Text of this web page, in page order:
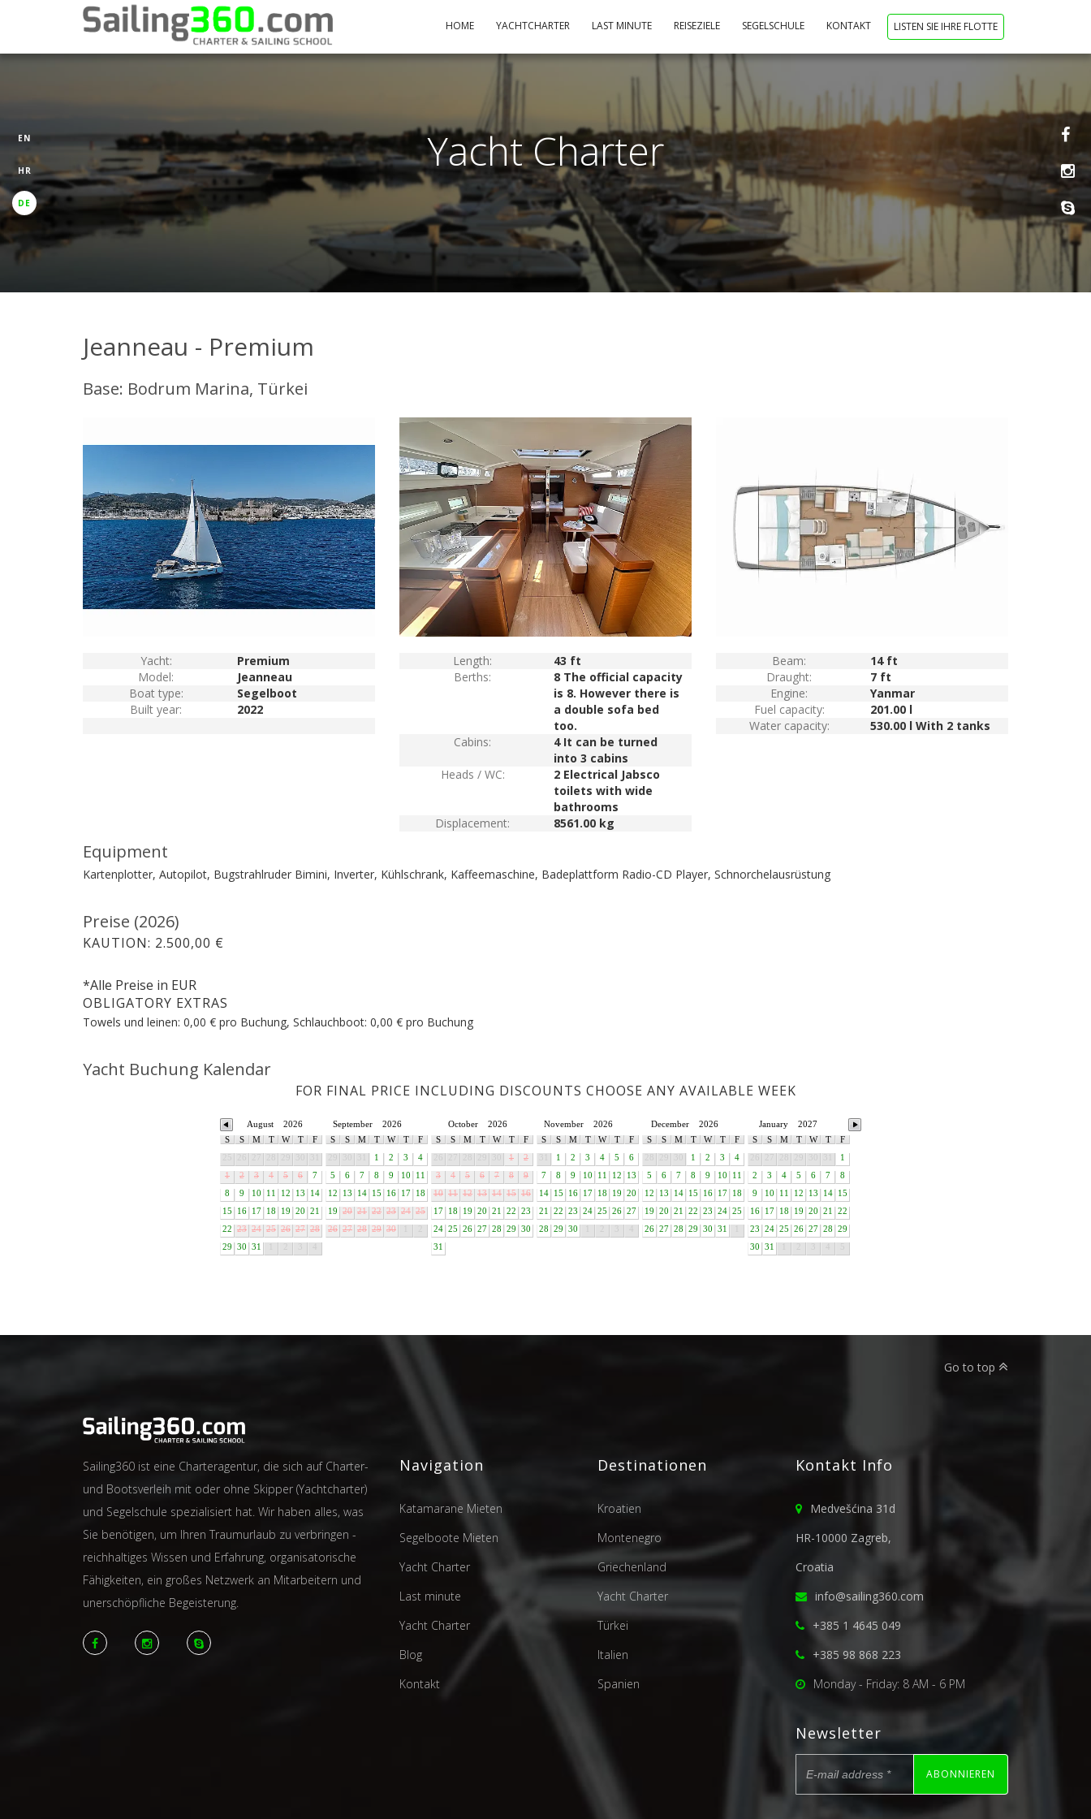
HOME YACHTCHARTER LAST MINUTE REISEZIELE SEGELSCHULE KONTAKT LISTEN SIE IHRE FLOTTE
Yacht Charter
EN
HR
DE
Jeanneau - Premium
Base: Bodrum Marina, Türkei
Yacht:
Premium
Model:
Jeanneau
Boat type:
Segelboot
Built year:
2022
Length:
43 ft
Berths:
8 The official capacity
is 8. However there is
a double sofa bed
too.
Cabins:
4 It can be turned
into 3 cabins
Heads / WC:
2 Electrical Jabsco
toilets with wide
bathrooms
Displacement:
8561.00 kg
Beam:
14 ft
Draught:
7 ft
Engine:
Yanmar
Fuel capacity:
201.00 l
Water capacity:
530.00 l With 2 tanks
Equipment
Kartenplotter, Autopilot, Bugstrahlruder Bimini, Inverter, Kühlschrank, Kaffeemaschine, Badeplattform Radio-CD Player, Schnorchelausrüstung
Preise (2026)
KAUTION: 2.500,00 €
*Alle Preise in EUR
OBLIGATORY EXTRAS
Towels und leinen: 0,00 € pro Buchung, Schlauchboot: 0,00 € pro Buchung
Yacht Buchung Kalendar
FOR FINAL PRICE INCLUDING DISCOUNTS CHOOSE ANY AVAILABLE WEEK
2026
August
S
S M T W T
F
1
2 3 4 5 6
7
8
9 10 11 12 13
14
15
16 17 18 19 20
21
22
23 24 25 26 27 28
29
30 31
2026
September
S
S M T W T
F
1 2 3
4
5
6 7 8 9 10
11
12
13 14 15 16 17
18
19
20 21 22 23 24 25
26 27 28 29 30
2026
October
S
S M T W T
F
1
2
3
4 5 6 7 8
9
10 11 12 13 14 15 16
17
18 19 20 21 22
23
24 25 26 27 28 29
30
31
2026
November
S
S M T W T
F
1 2 3 4 5
6
7
8 9 10 11 12
13
14
15 16 17 18 19
20
21
22 23 24 25 26 27
28
29 30
2026
December
S
S M T W T
F
1 2 3
4
5
6 7 8 9 10
11
12
13 14 15 16 17
18
19
20 21 22 23 24 25
26 27 28 29 30 31
2027
January
S
S M T W T
F
1
2
3 4 5 6 7
8
9
10 11 12 13 14
15
16
17 18 19 20 21
22
23
24 25 26 27 28
29
30
31
Go to top
Sailing360 ist eine Charteragentur, die sich auf Charter-
und Bootsverleih mit oder ohne Skipper (Yachtcharter)
und Segelschule spezialisiert hat. Wir haben alles, was
Sie benötigen, um Ihren Traumurlaub zu verbringen -
reichhaltiges Wissen und Erfahrung, organisatorische
Fähigkeiten, ein großes Netzwerk an Mitarbeitern und
unerschöpfliche Begeisterung.
Navigation
Katamarane Mieten
Segelboote Mieten
Yacht Charter
Last minute
Yacht Charter
Blog
Kontakt
Destinationen
Kroatien
Montenegro
Griechenland
Yacht Charter
Türkei
Italien
Spanien
Kontakt Info
Medvešćina 31d
HR-10000 Zagreb,
Croatia
info@sailing360.com
+385 1 4645 049
+385 98 868 223
Monday - Friday: 8 AM - 6 PM
Newsletter
ABONNIEREN